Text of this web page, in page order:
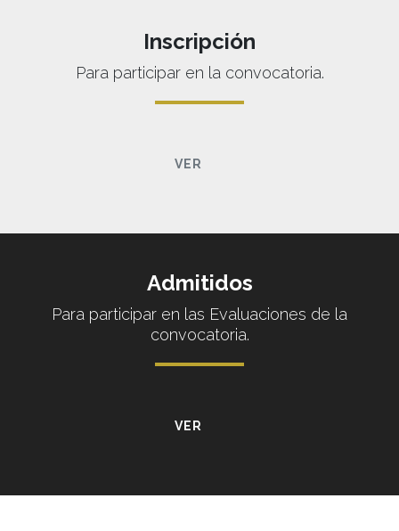
Inscripción
Para participar en la convocatoria.
VER
Admitidos
Para participar en las Evaluaciones de la
convocatoria.
VER